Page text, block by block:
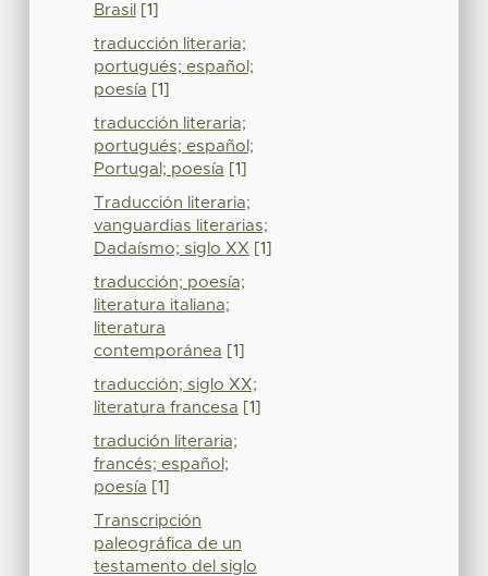
Brasil [1]
traducción literaria;
portugués; español;
poesía [1]
traducción literaria;
portugués; español;
Portugal; poesía [1]
Traducción literaria;
vanguardias literarias;
Dadaísmo; siglo XX [1]
traducción; poesía;
literatura italiana;
literatura
contemporánea [1]
traducción; siglo XX;
literatura francesa [1]
tradución literaria;
francés; español;
poesía [1]
Transcripción
paleográfica de un
testamento del siglo